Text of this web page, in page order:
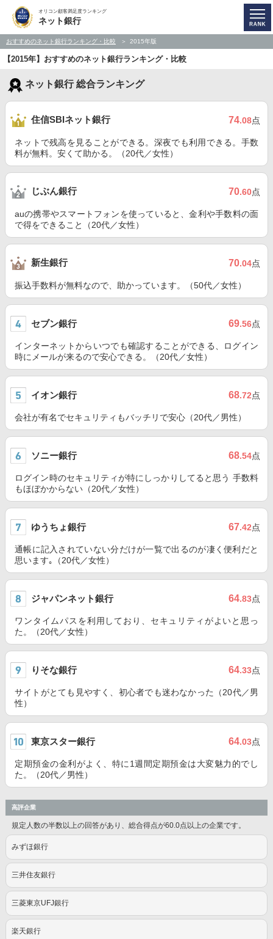
オリコン顧客満足度ランキング
ネット銀行
おすすめのネット銀行ランキング・比較 2015年版
【2015年】おすすめのネット銀行ランキング・比較
ネット銀行 総合ランキング
住信SBIネット銀行 74.08点
ネットで残高を見ることができる。深夜でも利用できる。手数
料が無料。安くて助かる。（20代／女性）
じぶん銀行 70.60点
auの携帯やスマートフォンを使っていると、金利や手数料の面
で得をできること（20代／女性）
新生銀行 70.04点
振込手数料が無料なので、助かっています。（50代／女性）
セブン銀行 69.56点
インターネットからいつでも確認することができる、ログイン
時にメールが来るので安心できる。（20代／女性）
イオン銀行 68.72点
会社が有名でセキュリティもバッチリで安心（20代／男性）
ソニー銀行 68.54点
ログイン時のセキュリティが特にしっかりしてると思う 手数料
もほぼかからない（20代／女性）
ゆうちょ銀行 67.42点
通帳に記入されていない分だけが一覧で出るのが凄く便利だと
思います｡（20代／女性）
ジャパンネット銀行 64.83点
ワンタイムパスを利用しており、セキュリティがよいと思っ
た。（20代／女性）
りそな銀行 64.33点
サイトがとても見やすく、初心者でも迷わなかった（20代／男
性）
東京スター銀行 64.03点
定期預金の金利がよく、特に1週間定期預金は大変魅力的でし
た。（20代／男性）
高評企業
規定人数の半数以上の回答があり、総合得点が60.0点以上の企業です。
みずほ銀行
三井住友銀行
三菱東京UFJ銀行
楽天銀行